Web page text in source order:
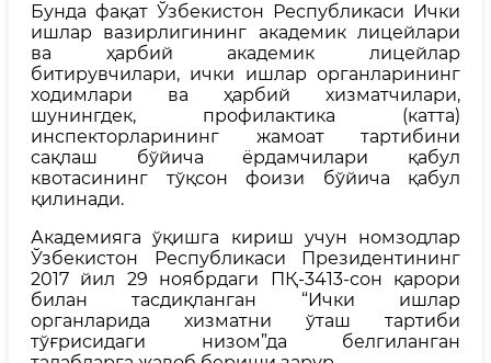
Бунда фақат Ўзбекистон Республикаси Ички
ишлар вазирлигининг академик лицейлари
ва ҳарбий академик лицейлар
битирувчилари, ички ишлар органларининг
ходимлари ва ҳарбий хизматчилари,
шунингдек, профилактика (катта)
инспекторларининг жамоат тартибини
сақлаш бўйича ёрдамчилари қабул
квотасининг тўқсон фоизи бўйича қабул
қилинади.
Академияга ўқишга кириш учун номзодлар
Ўзбекистон Республикаси Президентининг
2017 йил 29 ноябрдаги ПҚ-3413-сон қарори
билан тасдиқланган “Ички ишлар
органларида хизматни ўташ тартиби
тўғрисидаги низом”да белгиланган